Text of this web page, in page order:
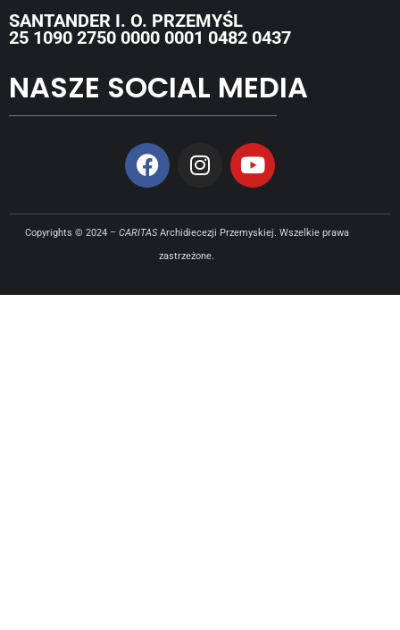
SANTANDER I. O. PRZEMYŚL
25 1090 2750 0000 0001 0482 0437
NASZE SOCIAL MEDIA
Copyrights © 2024 – CARITASArchidiecezji Przemyskiej. Wszelkie prawa
zastrzeżone.